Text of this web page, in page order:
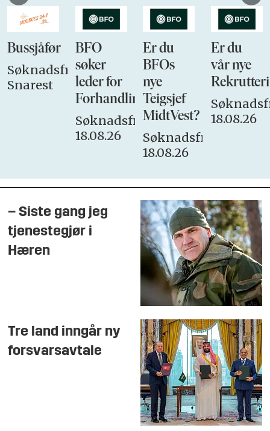
Bussjåfør
Søknadsfrist:
Snarest
BFO
søker
leder for
Forhandlingsutvalget
Søknadsfrist:
18.08.26
Er du
BFOs
nye
Teigsjef
MidtVest?
Søknadsfrist:
18.08.26
Er du
vår nye
18.08.26
– Siste gang jeg
tjenestegjør i
Hæren
Tre land inngår ny
forsvarsavtale